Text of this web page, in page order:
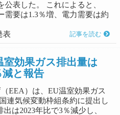
公表した。 これによると、
需要は1.3％増、電力需要は約
表
記事を読む
室効果ガス排出量は
減と報告
（EEA）は、EU温室効果ガス
連気候変動枠組条約に提出し
は2023年比で3％減少し、